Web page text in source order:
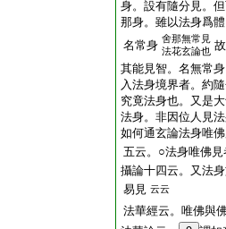
身。設有隨分見。
那身。雖以法身爲
名常身 舍那無常見
法花玄論也
其能見智。名無常
入法身境界者。約
究竟法身也。又是
法身。非因位人見
如何通玄論法身唯
五云。○法身唯佛
攝論十四云。又法
易見 云云
法華經云。唯佛與